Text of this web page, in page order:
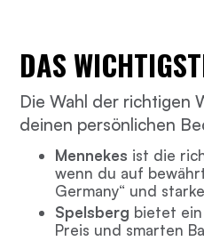
DAS
Die Wahl der richtigen
deinen persönlichen
Mennekes ist die
wenn du auf
Germany“ und
Spelsberg bietet ein
Preis und smarten